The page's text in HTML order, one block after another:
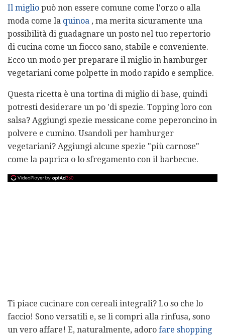
Il miglio può non essere comune come l'orzo o alla
moda come la quinoa , ma merita sicuramente una
possibilità di guadagnare un posto nel tuo repertorio
di cucina come un fiocco sano, stabile e conveniente.
Ecco un modo per preparare il miglio in hamburger
vegetariani come polpette in modo rapido e semplice.
Questa ricetta è una tortina di miglio di base, quindi
potresti desiderare un po 'di spezie. Topping loro con
salsa? Aggiungi spezie messicane come peperoncino in
polvere e cumino. Usandoli per hamburger
vegetariani? Aggiungi alcune spezie "più carnose"
come la paprica o lo sfregamento con il barbecue.
Ti piace cucinare con cereali integrali? Lo so che lo
faccio! Sono versatili e, se li compri alla rinfusa, sono
un vero affare! E, naturalmente, adoro fare shopping